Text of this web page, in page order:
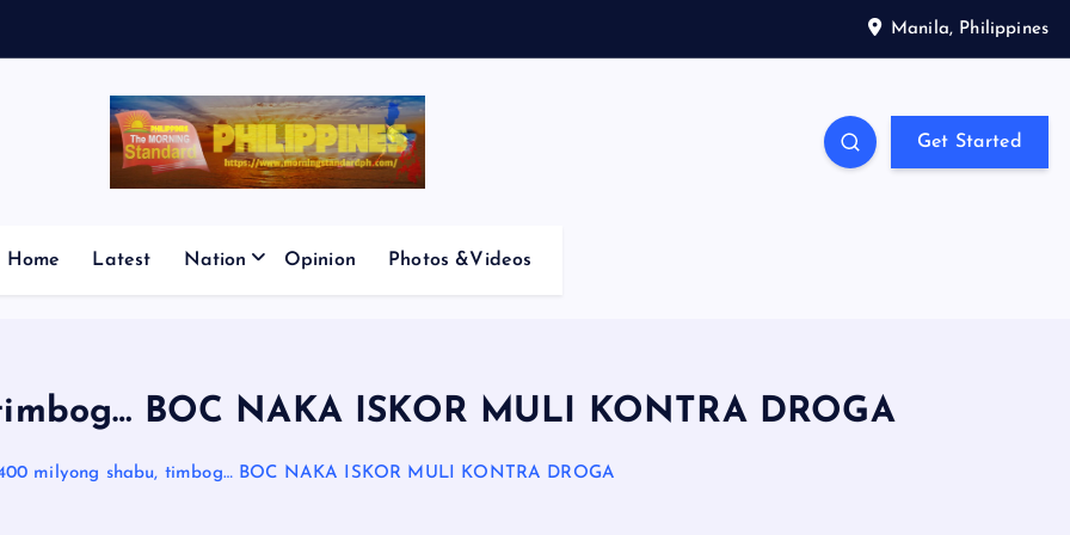
Manila, Philippines
Get Started
Home Latest Nation Opinion Photos &Videos
BOC NAKA ISKOR MULI KONTRA DROGA
milyong shabu, timbog… BOC NAKA ISKOR MULI KONTRA DROGA